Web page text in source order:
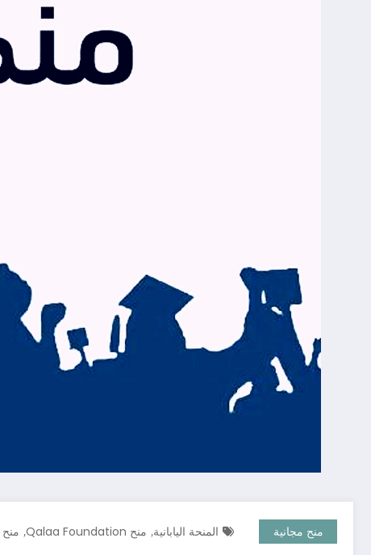
منح مجانية المنحة اليابانية, منح Qalaa Foundation , منح